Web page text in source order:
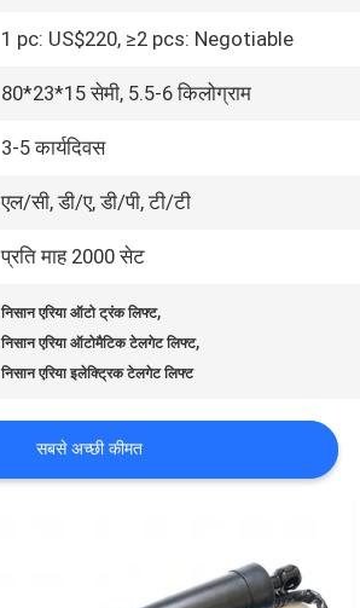
1 pc: US$220, ≥2 pcs: Negotiable
80*23*15 सेमी, 5.5-6 किलोग्राम
3-5 कार्यदिवस
एल/सी, डी/ए, डी/पी, टी/टी
प्रति माह 2000 सेट
निसान एरिया ऑटो ट्रंक लिफ्ट,
निसान एरिया ऑटोमैटिक टेलगेट लिफ्ट,
निसान एरिया इलेक्ट्रिक टेलगेट लिफ्ट
सबसे अच्छी कीमत